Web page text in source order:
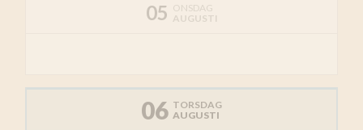
05 ONSDAG
AUGUSTI
06 TORSDAG
AUGUSTI